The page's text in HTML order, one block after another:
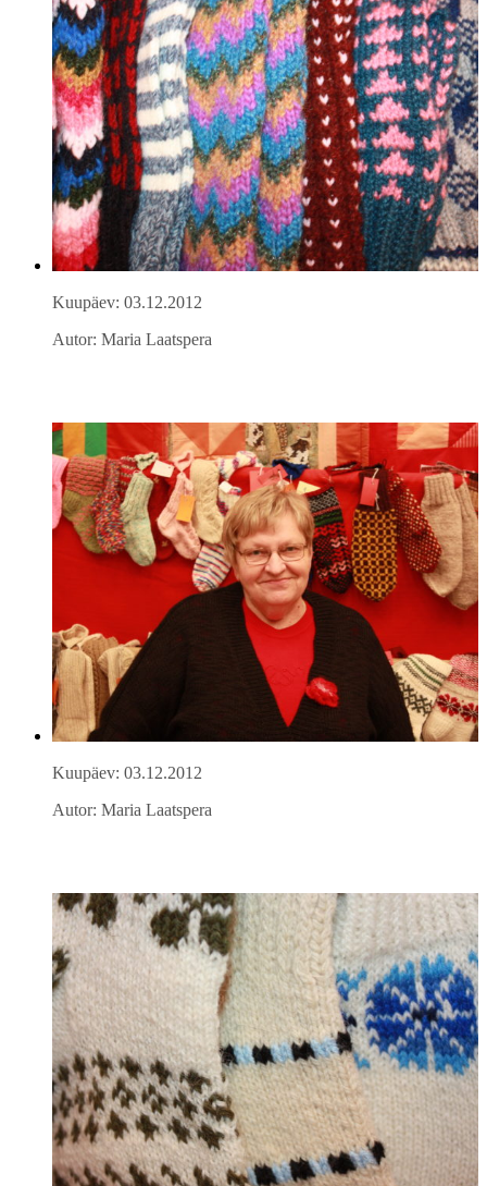
Kuupäev: 03.12.2012
Autor: Maria Laatspera
Kuupäev: 03.12.2012
Autor: Maria Laatspera